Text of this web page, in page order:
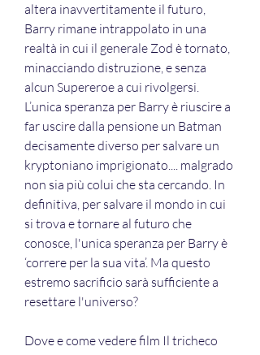
altera inavvertitamente il futuro,
Barry rimane intrappolato in una
realtà in cui il generale Zod è tornato,
minacciando distruzione, e senza
alcun Supereroe a cui rivolgersi.
L’unica speranza per Barry è riuscire a
far uscire dalla pensione un Batman
decisamente diverso per salvare un
kryptoniano imprigionato.... malgrado
non sia più colui che sta cercando. In
definitiva, per salvare il mondo in cui
si trova e tornare al futuro che
conosce, l'unica speranza per Barry è
‘correre per la sua vita’. Ma questo
estremo sacrificio sarà sufficiente a
resettare l'universo?
Dove e come vedere film Il tricheco